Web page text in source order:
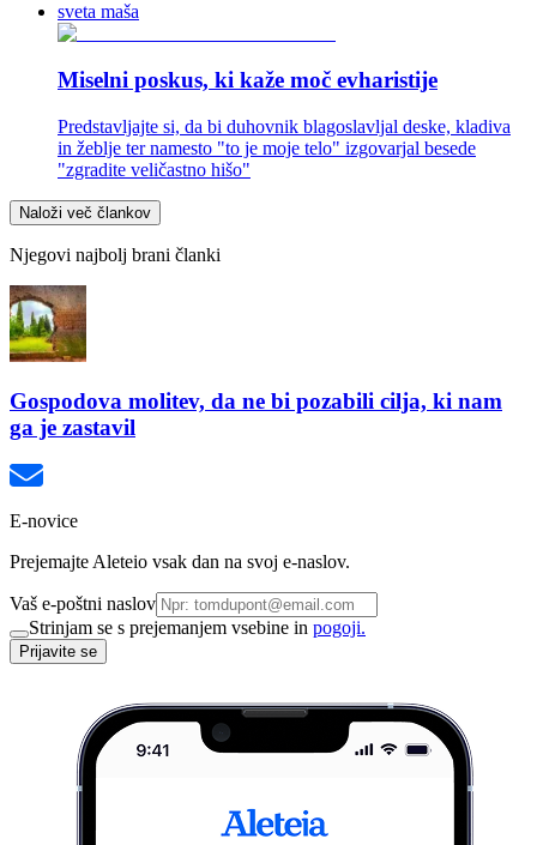
sveta maša
Miselni poskus, ki kaže moč evharistije
Predstavljajte si, da bi duhovnik blagoslavljal deske, kladiva
in žeblje ter namesto "to je moje telo" izgovarjal besede
"zgradite veličastno hišo"
Naloži več člankov
Njegovi najbolj brani članki
Gospodova molitev, da ne bi pozabili cilja, ki nam
ga je zastavil
E-novice
Prejemajte Aleteio vsak dan na svoj e-naslov.
Vaš e-poštni naslov
Strinjam se s prejemanjem vsebine in pogoji.
Prijavite se